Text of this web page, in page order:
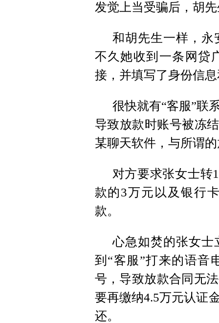
发觉上当受骗后，胡
和胡先生一样，永
不久她收到一条网贷
接，并填写了身份信
很快就有“客服”联
导致放款时账号被冻
某聊天软件，与所谓
对方要求张女士转
款的3万元以及银行
款。
心急如焚的张女士
到“客服”打来的语音
号，导致放款合同无
要再缴纳4.5万元认证
还。